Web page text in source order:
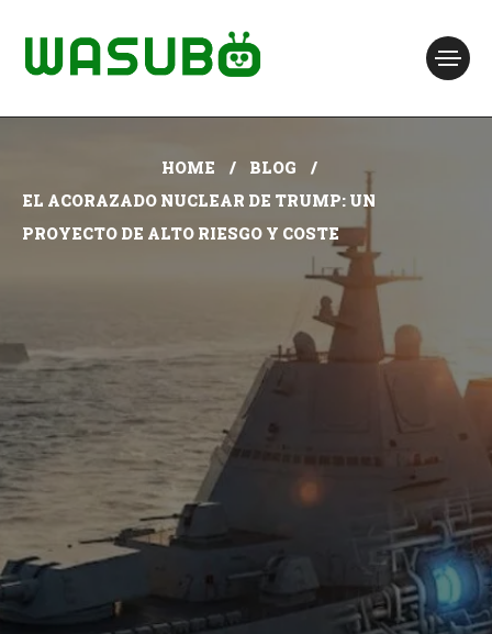
HOME
BLOG
EL ACORAZADO NUCLEAR DE TRUMP: UN
PROYECTO DE ALTO RIESGO Y COSTE